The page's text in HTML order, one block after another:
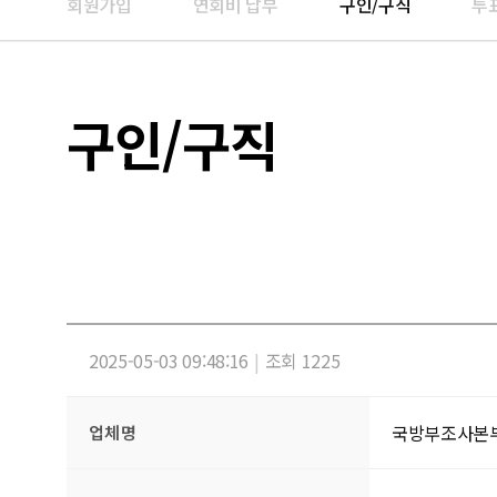
구인/구직
2025-05-03 09:48:16 | 조회 1225
업체명 국방부조사본